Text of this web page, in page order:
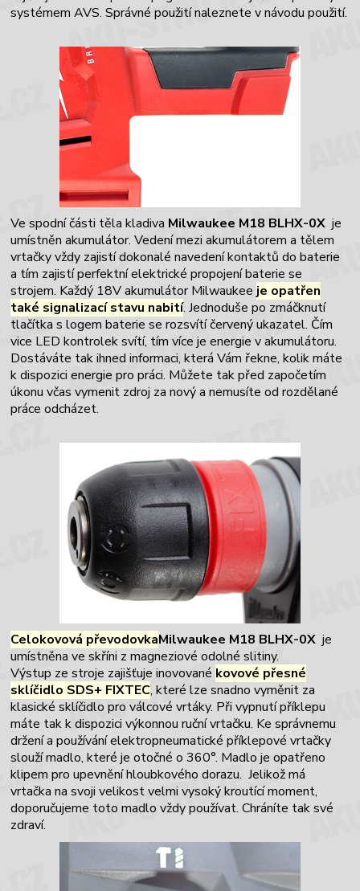
systémem AVS. Správné použití naleznete v návodu použití.
Ve spodní části těla kladiva Milwaukee M18 BLHX-0X je
umístněn akumulátor. Vedení mezi akumulátorem a tělem
vrtačky vždy zajistí dokonalé navedení kontaktů do baterie
a tím zajistí perfektní elektrické propojení baterie se
strojem. Každý 18V akumulátor Milwaukee je opatřen
také signalizací stavu nabití. Jednoduše po zmáčknutí
tlačítka s logem baterie se rozsvítí červený ukazatel. Čím
vice LED kontrolek svítí, tím více je energie v akumulátoru.
Dostáváte tak ihned informaci, která Vám řekne, kolik máte
k dispozici energie pro práci. Můžete tak před započetím
úkonu včas vymenit zdroj za nový a nemusíte od rozdělané
práce odcházet.
Celokovová převodovkaMilwaukee M18 BLHX-0X je
umístněna ve skříni z magneziové odolné slitiny.
Výstup ze stroje zajišťuje inovované kovové přesné
sklíčidlo SDS+ FIXTEC, které lze snadno vyměnit za
klasické sklíčidlo pro válcové vrtáky. Při vypnutí příklepu
máte tak k dispozici výkonnou ruční vrtačku. Ke správnemu
držení a používání elektropneumatické příklepové vrtačky
slouží madlo, které je otočné o 360°. Madlo je opatřeno
klipem pro upevnění hloubkového dorazu. Jelikož má
vrtačka na svoji velikost velmi vysoký kroutící moment,
doporučujeme toto madlo vždy používat. Chráníte tak své
zdraví.